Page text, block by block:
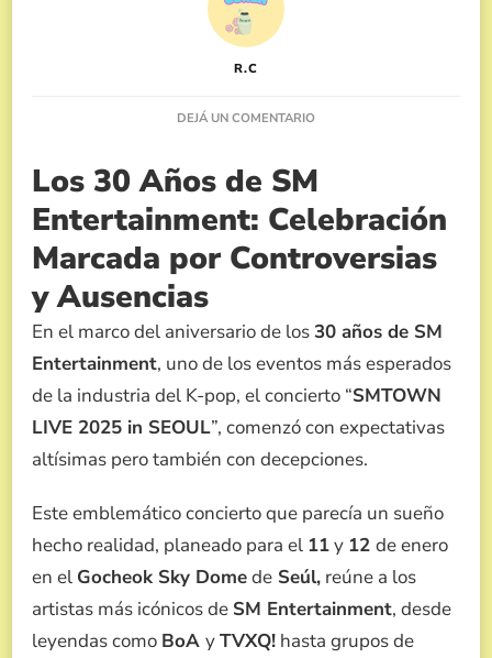
R.C
DEJÁ UN COMENTARIOEN
SM
ENTERTAINMENT,
POLÉMICAS
Los 30 Años de SM
Entertainment: Celebración
Marcada por Controversias
y Ausencias
En el marco del aniversario de los30 años de SM
Entertainment, uno de los eventos más esperados
de la industria del K-pop, el concierto “SMTOWN
LIVE 2025 in SEOUL”, comenzó con expectativas
altísimas pero también con decepciones.
Este emblemático concierto que parecía un sueño
hecho realidad, planeado para el 11y 12 de enero
en el Gocheok Sky Domede Seúl, reúne a los
artistas más icónicos de SM Entertainment, desde
leyendas como BoA yTVXQ! hasta grupos de